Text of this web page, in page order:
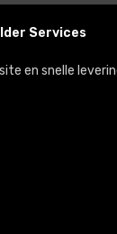
Services
en snelle